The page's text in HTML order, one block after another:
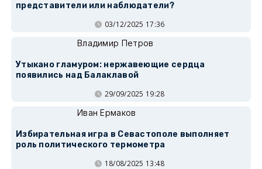
представители или наблюдатели?
03/12/2025 17:36
Владимир Петров
Утыкано гламуром: нержавеющие сердца
появились над Балаклавой
29/09/2025 19:28
Иван Ермаков
Избирательная игра в Севастополе выполняет
роль политического термометра
18/08/2025 13:48